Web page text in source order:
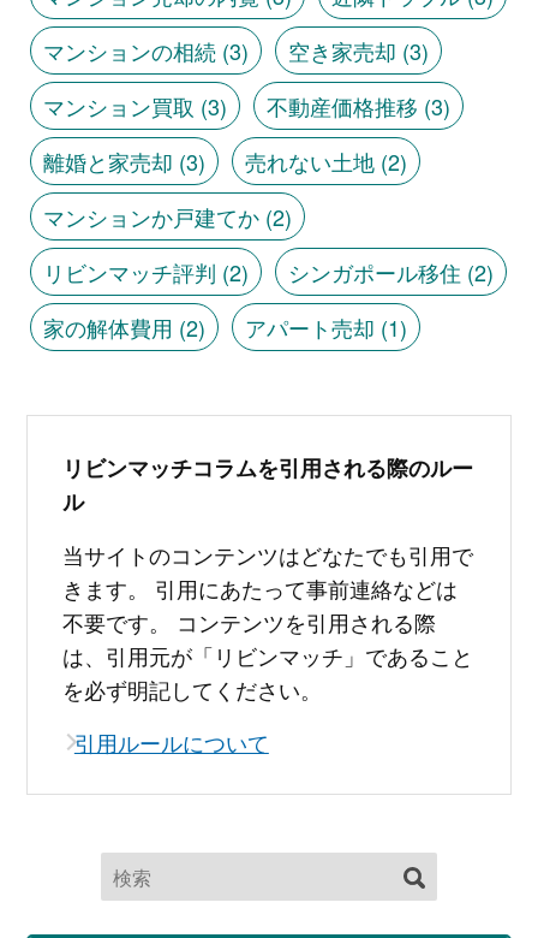
マンションの相続(3) 空き家売却 (3)
マンション買取 (3) 不動産価格推移 (3)
離婚と家売却 (3) 売れない土地(2)
マンションか戸建てか(2)
リビンマッチ評判 (2) シンガポール移住 (2)
家の解体費用 (2) アパート売却 (1)
リビンマッチコラムを引用される際のルー
ル
当サイトのコンテンツはどなたでも引用で
きます。 引用にあたって事前連絡などは
不要です。 コンテンツを引用される際
は、引用元が「リビンマッチ」であること
を必ず明記してください。
引用ルールについて